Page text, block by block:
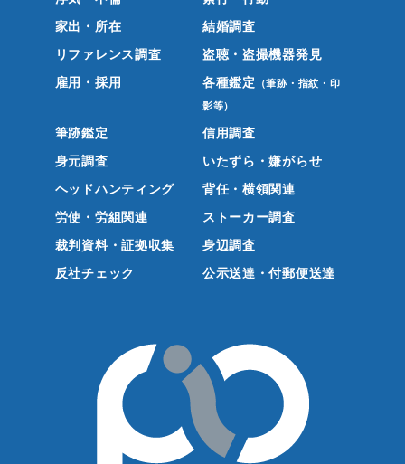
家出・所在
結婚調査
リファレンス調査
盗聴・盗撮機器発見
雇用・採用
各種鑑定 （筆跡・指紋・印
影等）
筆跡鑑定
信用調査
身元調査
いたずら・嫌がらせ
ヘッドハンティング
背任・横領関連
労使・労組関連
ストーカー調査
裁判資料・証拠収集
身辺調査
反社チェック
公示送達・付郵便送達